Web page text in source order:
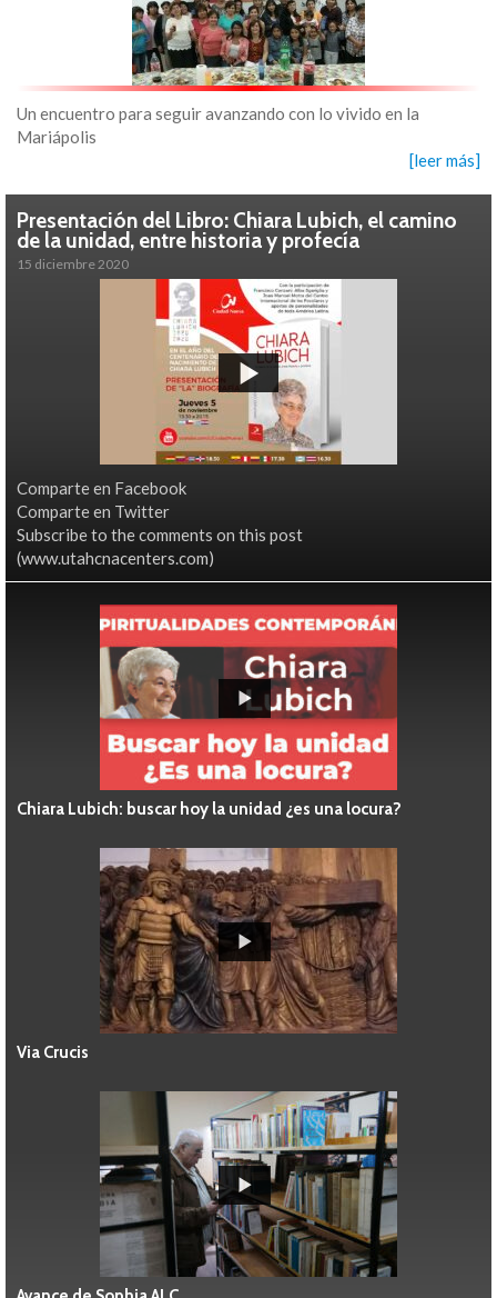
Un encuentro para seguir avanzando con lo vivido en la
Mariápolis
[leer más]
Presentación del Libro: Chiara Lubich, el camino
de la unidad, entre historia y profecía
15 diciembre 2020
Comparte en Facebook
Comparte en Twitter
Subscribe to the comments on this post
(www.utahcnacenters.com)
Chiara Lubich: buscar hoy la unidad ¿es una locura?
Via Crucis